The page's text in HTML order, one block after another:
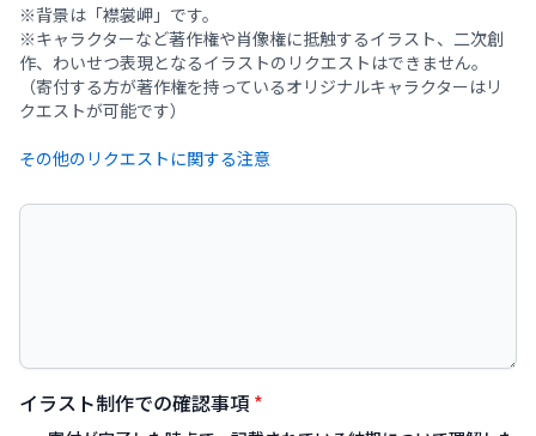
※背景は「襟裳岬」です。
※キャラクターなど著作権や肖像権に抵触するイラスト、二次創
作、わいせつ表現となるイラストのリクエストはできません。
（寄付する方が著作権を持っているオリジナルキャラクターはリ
イラスト制作での確認事項 *